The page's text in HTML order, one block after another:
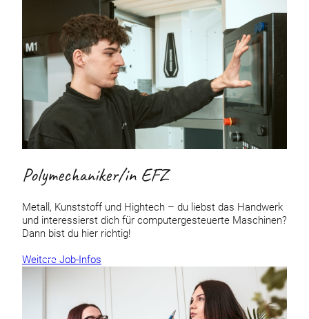
Polymechaniker/in EFZ
Metall, Kunststoff und Hightech – du liebst das Handwerk
und interessierst dich für computergesteuerte Maschinen?
Dann bist du hier richtig!
Weitere Job-Infos